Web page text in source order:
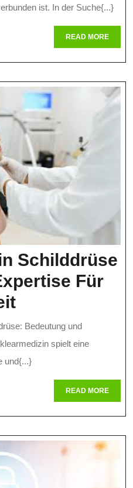
Behandlung
Arthrose:
ist. In der Suche{...}
READ MOREREAD
MORE
Schilddrüse
Für
Schilddrüse
In
Der
Nähe:
Expertise
Ihre
Bedeutung und
spielt eine
und{...}
READ MOREREAD
MORE